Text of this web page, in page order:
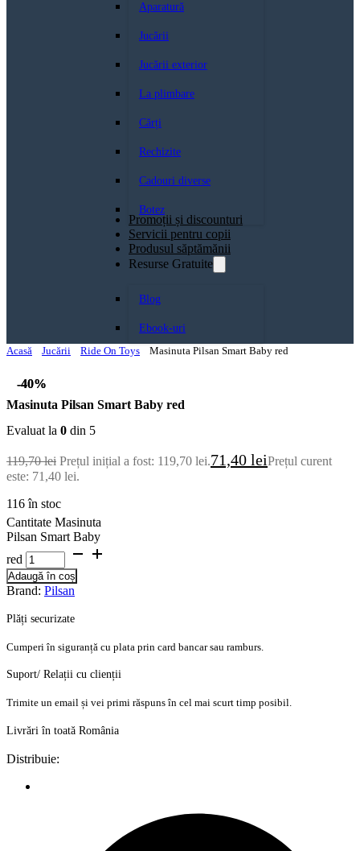
Aparatură
Jucării
Jucării exterior
La plimbare
Cărți
Rechizite
Cadouri diverse
Botez
Promoții și discounturi
Servicii pentru copii
Produsul săptămănii
Resurse Gratuite
Blog
Ebook-uri
Acasă
Jucării Ride On Toys Masinuta Pilsan Smart Baby red
-40%
-40%
Masinuta Pilsan Smart Baby red
Evaluat la 0 din 5
119,70lei Prețul inițial a fost: 119,70 lei.71,40 leiPrețul curent
este: 71,40 lei.
116 în stoc
Cantitate Masinuta
Pilsan Smart Baby
red
Adaugă în coș
Brand: Pilsan
Plăți securizate
Cumperi în siguranță cu plata prin card bancar sau ramburs.
Suport/ Relații cu clienții
Trimite un email și vei primi răspuns în cel mai scurt timp posibil.
Livrări în toată România
Distribuie: